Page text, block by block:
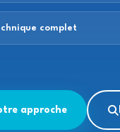
complet
approche